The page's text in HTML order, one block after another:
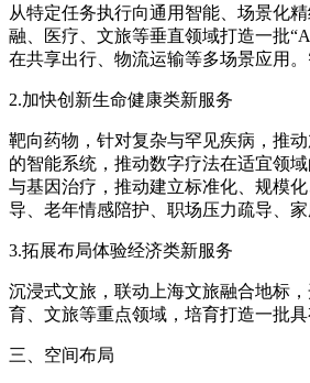
从特定任务执行向通用智能、场景化
融、医疗、文旅等垂直领域打造一批
在共享出行、物流运输等多场景应用
2.加快创新生命健康类新服务
靶向药物，针对复杂与罕见疾病，推
的智能系统，推动数字疗法在适宜领
与基因治疗，推动建立标准化、规模
导、老年情感陪护、职场压力疏导、
3.拓展布局体验经济类新服务
沉浸式文旅，联动上海文旅融合地标
育、文旅等重点领域，培育打造一批
三、空间布局